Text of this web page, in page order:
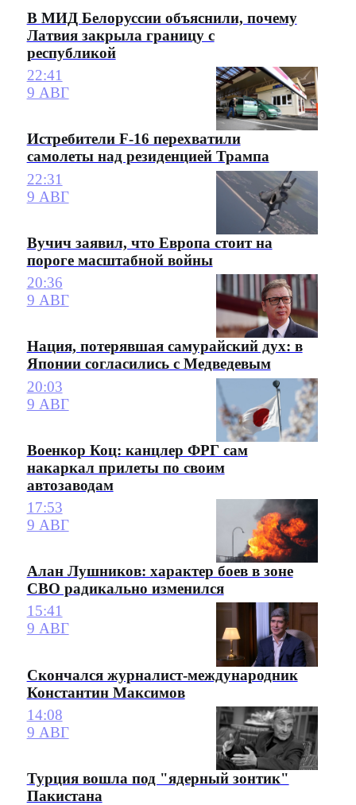
В МИД Белоруссии объяснили, почему
Латвия закрыла границу с
республикой
22:41
9 АВГ
Истребители F-16 перехватили
самолеты над резиденцией Трампа
22:31
9 АВГ
Вучич заявил, что Европа стоит на
пороге масштабной войны
20:36
9 АВГ
Нация, потерявшая самурайский дух: в
Японии согласились с Медведевым
20:03
9 АВГ
Военкор Коц: канцлер ФРГ сам
накаркал прилеты по своим
автозаводам
17:53
9 АВГ
Алан Лушников: характер боев в зоне
СВО радикально изменился
15:41
9 АВГ
Скончался журналист-международник
Константин Максимов
14:08
9 АВГ
Турция вошла под "ядерный зонтик"
Пакистана